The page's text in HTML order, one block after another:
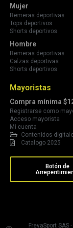
Mujer
Remeras deportivas
Tops deportivos
Shorts deportivos
Hombre
Remeras deportivas
Calzas deportivas
Shorts deportivos
Mayoristas
Compra mínima
Registrarse como
Acceso mayorista
Mi cuenta
Contenidos
Catalogo 2025
Botón de
FreyaSport